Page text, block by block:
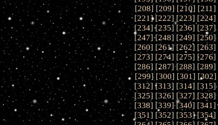
[208] [209] [210] [211]
[221] [222] [223] [224]
[234] [235] [236] [237]
[247] [248] [249] [250]
[260] [261] [262] [263]
[273] [274] [275] [276]
[286] [287] [288] [289]
[299] [300] [301] [302]
[312] [313] [314] [315]
[325] [326] [327] [328]
[338] [339] [340] [341]
[351] [352] [353] [354]